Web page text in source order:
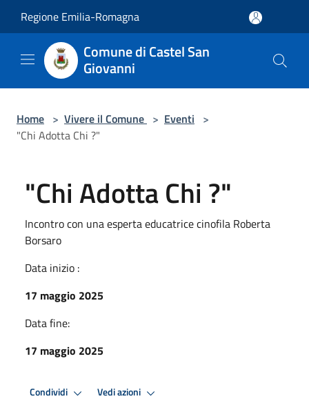
Regione Emilia-Romagna
Comune di Castel San
Giovanni
Home > Vivere il Comune > Eventi >
"Chi Adotta Chi ?"
"Chi Adotta Chi ?"
Incontro con una esperta educatrice cinofila Roberta
Borsaro
Data inizio :
17 maggio 2025
Data fine:
17 maggio 2025
Condividi Vedi azioni